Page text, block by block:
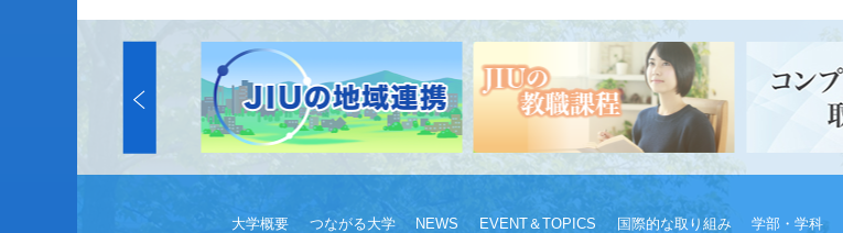
大学概要 つながる大学 NEWS EVENT＆TOPICS 国際的な取り組み 学部・学科